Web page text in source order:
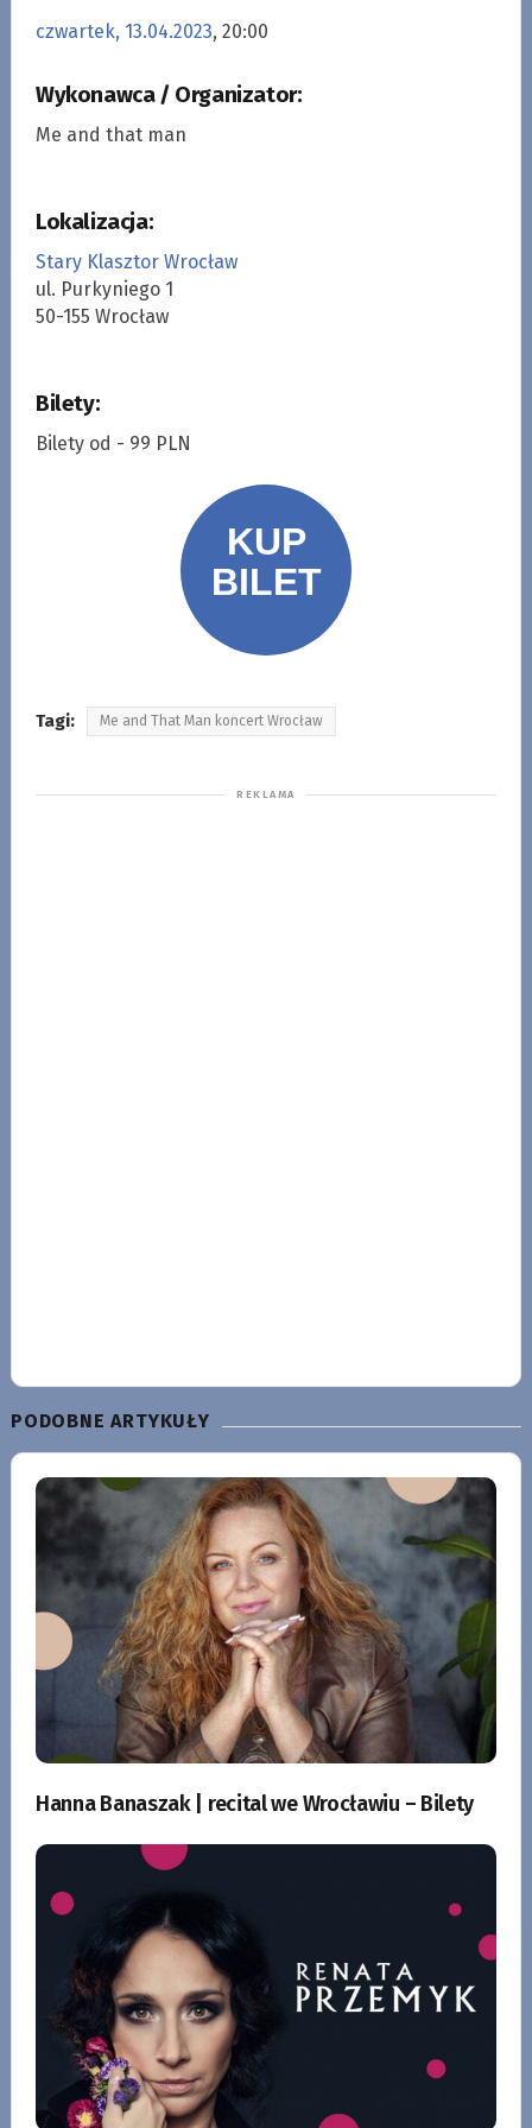
czwartek, 13.04.2023, 20:00
Wykonawca / Organizator:
Me and that man
Lokalizacja:
Stary Klasztor Wrocław
ul. Purkyniego 1
50-155 Wrocław
Bilety:
Bilety od - 99 PLN
Tagi: Me and That Man koncert Wrocław
PODOBNE ARTYKUŁY
Hanna Banaszak | recital we Wrocławiu – Bilety